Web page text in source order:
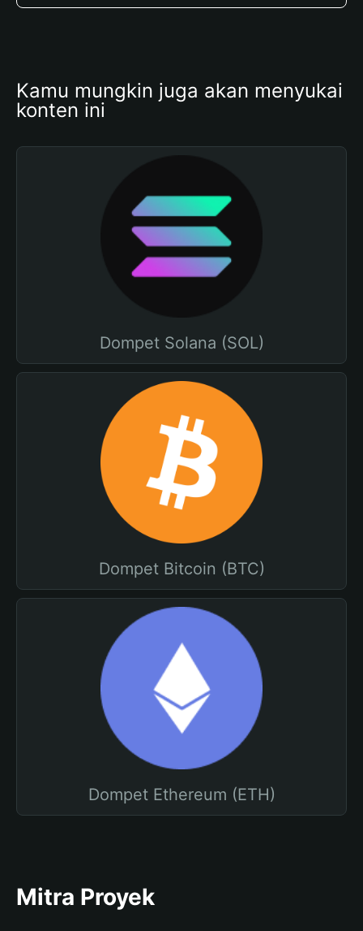
Kamu mungkin juga akan menyukai
konten ini
Dompet Solana (SOL)
Dompet Bitcoin (BTC)
Dompet Ethereum (ETH)
Mitra Proyek